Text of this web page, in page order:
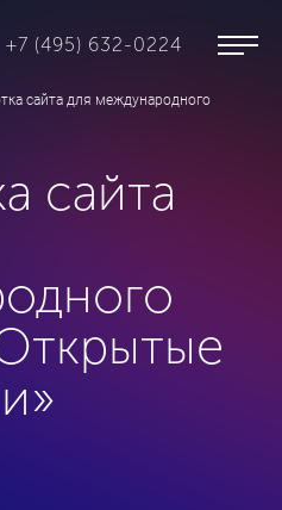
+7 (495) 632-0224
сайта для международного
сайта